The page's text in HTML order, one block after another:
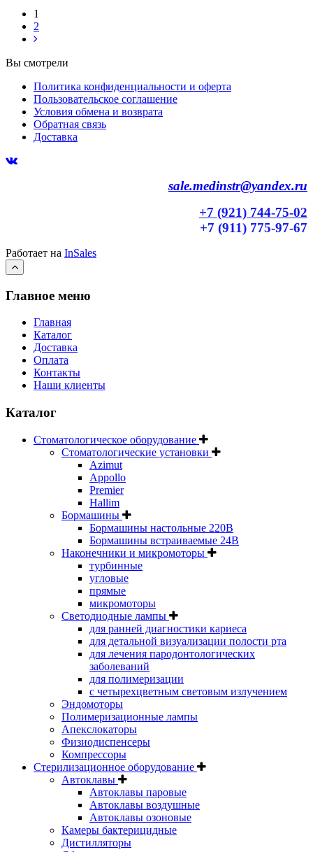
1
2
Вы смотрели
Политика конфиденциальности и оферта
Пользовательское соглашение
Условия обмена и возврата
Обратная связь
Доставка
sale.medinstr@yandex.ru
+7 (921) 744-75-02
+7 (911) 775-97-67
Работает на InSales
Главное меню
Главная
Каталог
Доставка
Оплата
Контакты
Наши клиенты
Каталог
Стоматологическое оборудование
Стоматологические установки
Azimut
Appollo
Premier
Hallim
Бормашины
Бормашины настольные 220В
Бормашины встраиваемые 24В
Наконечники и микромоторы
турбинные
угловые
прямые
микромоторы
Светодиодные лампы
для ранней диагностики кариеса
для детальной визуализации полости рта
для лечения пародонтологических
заболеваний
для полимеризации
с четырехцветным световым излучением
Эндомоторы
Полимеризационные лампы
Апекслокаторы
Физиодиспенсеры
Компрессоры
Стерилизационное оборудование
Автоклавы
Автоклавы паровые
Автоклавы воздушные
Автоклавы озоновые
Камеры бактерицидные
Дистилляторы